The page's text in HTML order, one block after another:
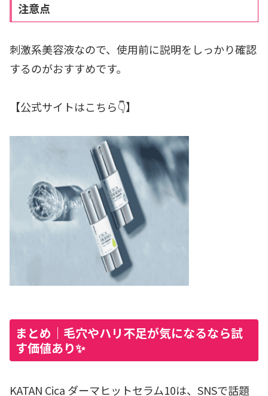
注意点
刺激系美容液なので、使用前に説明をしっかり確認
するのがおすすめです。
【公式サイトはこちら👇】
まとめ｜毛穴やハリ不足が気になるなら試
す価値あり✨
KATAN Cica ダーマヒットセラム10は、SNSで話題